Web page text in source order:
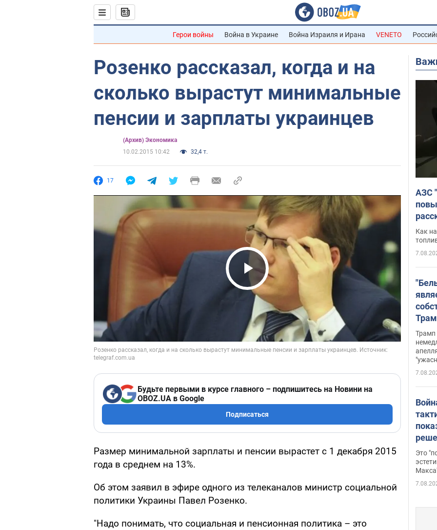
Герои войны Война в Украине Война Израиля и Ирана VENETO
Розенко рассказал, когда и на
сколько вырастут минимальные
пенсии и зарплаты украинцев
(Архив) Экономика
10.02.2015 10:42
32,4 т.
17
Play Video
Будьте первыми в курсе главного – подпишитесь на Новини на
OBOZ.UA в Google
Подписаться
Размер минимальной зарплаты и пенсии вырастет с 1 декабря 2015
года в среднем на 13%.
Об этом заявил в эфире одного из телеканалов министр социальной
политики Украины Павел Розенко.
"Надо понимать, что социальная и пенсионная политика – это
АЗС
Как
Трамп
Это